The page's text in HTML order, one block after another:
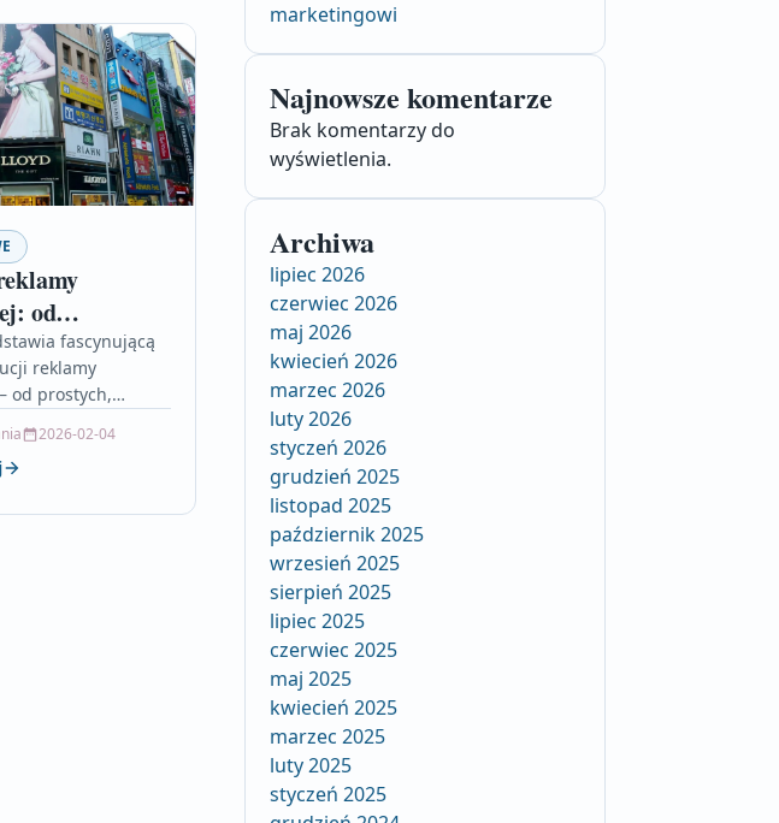
od
do digital
fascynującą
reklamy
od prostych,
nowoczesne,
LED obecne w
2026-02-04
marketingowi
Najnowsze komentarze
Brak komentarzy do
wyświetlenia.
Archiwa
lipiec 2026
czerwiec 2026
maj 2026
kwiecień 2026
marzec 2026
luty 2026
styczeń 2026
grudzień 2025
listopad 2025
październik 2025
wrzesień 2025
sierpień 2025
lipiec 2025
czerwiec 2025
maj 2025
kwiecień 2025
marzec 2025
luty 2025
styczeń 2025